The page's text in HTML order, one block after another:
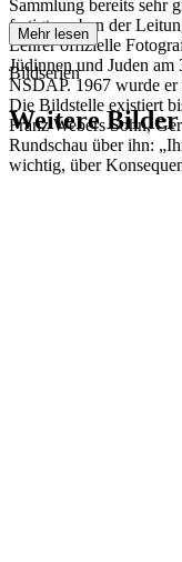
Sammlung bereits sehr
fertigte neben der
Lehrer offizielle
Jüdinnen und Juden
NSDAP. 1967 wurde er
Die Bildstelle existiert
Franz Webers Sohn,
Rundschau über ihn:
wichtig, über
Mehr lesen
Bildserien
Weitere Bilder
1942 Hanau